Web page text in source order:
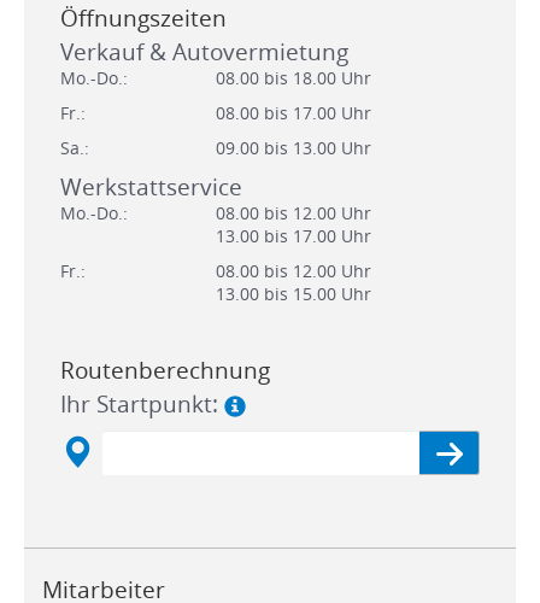
Öffnungszeiten
Verkauf & Autovermietung
Mo.-Do.:
08.00 bis 18.00 Uhr
Fr.:
08.00 bis 17.00 Uhr
Sa.:
09.00 bis 13.00 Uhr
Werkstattservice
Mo.-Do.:
08.00 bis 12.00 Uhr
13.00 bis 17.00 Uhr
Fr.:
08.00 bis 12.00 Uhr
13.00 bis 15.00 Uhr
Routenberechnung
Ihr Startpunkt:
Mitarbeiter